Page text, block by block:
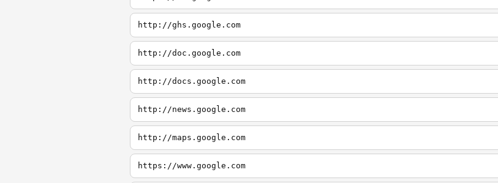
http://ghs.google.com
http://doc.google.com
http://docs.google.com
http://news.google.com
http://maps.google.com
https://www.google.com